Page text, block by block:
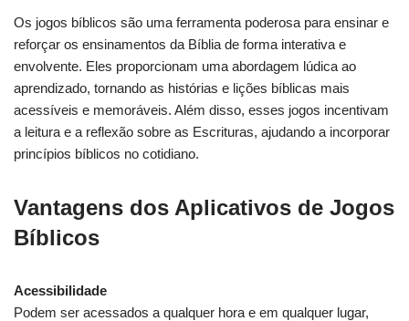
Os jogos bíblicos são uma ferramenta poderosa para ensinar e
reforçar os ensinamentos da Bíblia de forma interativa e
envolvente. Eles proporcionam uma abordagem lúdica ao
aprendizado, tornando as histórias e lições bíblicas mais
acessíveis e memoráveis. Além disso, esses jogos incentivam
a leitura e a reflexão sobre as Escrituras, ajudando a incorporar
princípios bíblicos no cotidiano.
Vantagens dos Aplicativos de Jogos
Bíblicos
Acessibilidade
Podem ser acessados a qualquer hora e em qualquer lugar,